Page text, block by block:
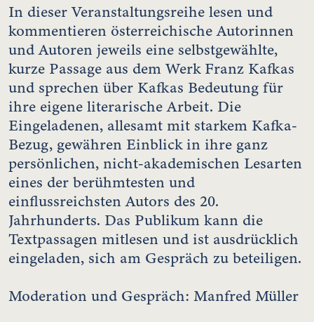
In dieser Veranstaltungsreihe lesen und
kommentieren österreichische Autorinnen
und Autoren jeweils eine selbstgewählte,
kurze Passage aus dem Werk Franz Kafkas
und sprechen über Kafkas Bedeutung für
ihre eigene literarische Arbeit. Die
Eingeladenen, allesamt mit starkem Kafka-
Bezug, gewähren Einblick in ihre ganz
persönlichen, nicht-akademischen Lesarten
eines der berühmtesten und
einflussreichsten Autors des 20.
Jahrhunderts. Das Publikum kann die
Textpassagen mitlesen und ist ausdrücklich
eingeladen, sich am Gespräch zu beteiligen.
Moderation und Gespräch: Manfred Müller